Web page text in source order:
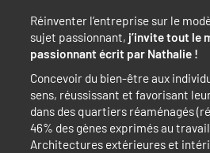
Réinventer l’entreprise sur le
sujet passionnant, j’invite tout le
passionnant écrit par Nathalie !
Concevoir du bien-être aux
sens, réussissant et favorisant
dans des quartiers réaménagés
46% des gènes exprimés au
Architectures extérieures et